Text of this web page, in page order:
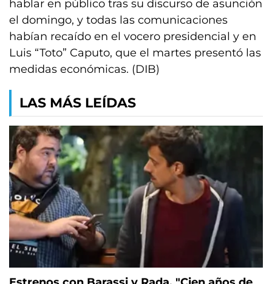
hablar en público tras su discurso de asunción
el domingo, y todas las comunicaciones
habían recaído en el vocero presidencial y en
Luis “Toto” Caputo, que el martes presentó las
medidas económicas. (DIB)
LAS MÁS LEÍDAS